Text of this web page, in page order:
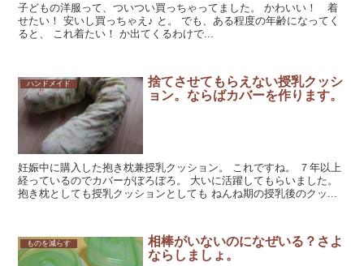
子どもの洋服って、ついつい買っちゃってました。 かわいい！ 着
せたい！ 安いし買っちゃえ♪ と。 でも、ある程度の年齢になってく
ると、 これ着たい！ か出てくるわけで...
ハンドメイド
捨てさせてもらえない授乳クッシ
ョン。ならばカバーを作ります。
妊娠中に購入した抱き枕兼授乳クッション。 これですね。 ７年以上
経っているのでカバーがぼろぼろ。 大いに活躍してもらいました。
抱き枕としても授乳クッションとしても ねんね期の授乳後のクッ...
ものを減らす
相棒がいないのになぜいる？さよ
ならしましょ。